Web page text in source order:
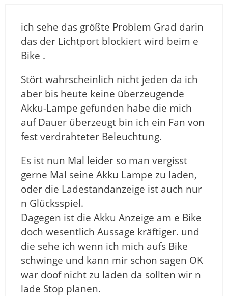
ich sehe das größte Problem Grad darin
das der Lichtport blockiert wird beim e
Bike .
Stört wahrscheinlich nicht jeden da ich
aber bis heute keine überzeugende
Akku-Lampe gefunden habe die mich
auf Dauer überzeugt bin ich ein Fan von
fest verdrahteter Beleuchtung.
Es ist nun Mal leider so man vergisst
gerne Mal seine Akku Lampe zu laden,
oder die Ladestandanzeige ist auch nur
n Glücksspiel.
Dagegen ist die Akku Anzeige am e Bike
doch wesentlich Aussage kräftiger. und
die sehe ich wenn ich mich aufs Bike
schwinge und kann mir schon sagen OK
war doof nicht zu laden da sollten wir n
lade Stop planen.